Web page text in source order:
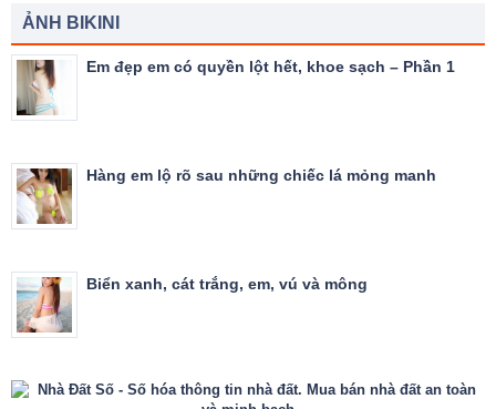
ẢNH BIKINI
Em đẹp em có quyền lột hết, khoe sạch – Phần 1
Hàng em lộ rõ sau những chiếc lá mỏng manh
Biển xanh, cát trắng, em, vú và mông